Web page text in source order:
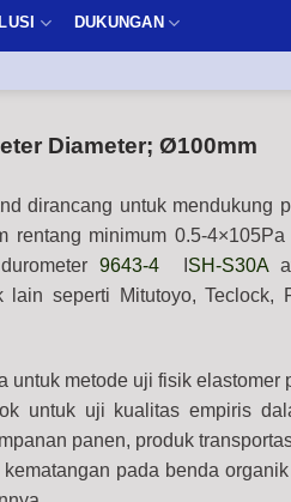
DUKUNGAN
Diameter; Ø100mm
dirancang untuk mendukung
rentang minimum 0.5-
9643-4 SH-S30A
seperti Mitutoyo, Teclock,
untuk metode uji fisik elastomer
untuk uji kualitas empiris
panen, produk
pada benda